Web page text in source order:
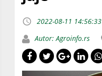
2022-08-11 14:56:33
Autor: Agroinfo.rs